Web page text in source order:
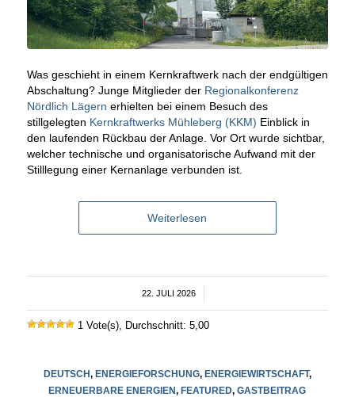
Was geschieht in einem Kernkraftwerk nach der endgültigen
Abschaltung? Junge Mitglieder der Regionalkonferenz
Nördlich Lägern erhielten bei einem Besuch des
stillgelegten Kernkraftwerks Mühleberg (KKM) Einblick in
den laufenden Rückbau der Anlage. Vor Ort wurde sichtbar,
welcher technische und organisatorische Aufwand mit der
Stilllegung einer Kernanlage verbunden ist.
Weiterlesen
22. JULI 2026
1 Vote(s), Durchschnitt: 5,00
DEUTSCH, ENERGIEFORSCHUNG, ENERGIEWIRTSCHAFT,
ERNEUERBARE ENERGIEN, FEATURED,GASTBEITRAG